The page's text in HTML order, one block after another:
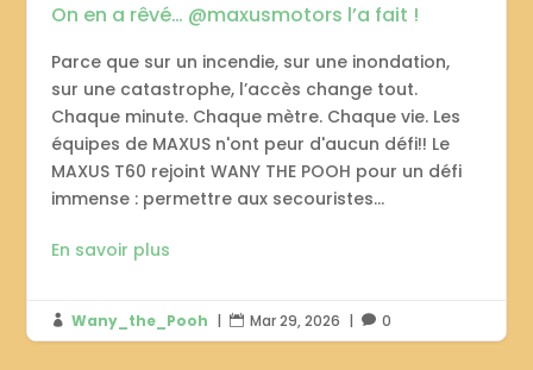
On en a rêvé… @maxusmotors l’a fait !
Parce que sur un incendie, sur une inondation,
sur une catastrophe, l’accès change tout.
Chaque minute. Chaque mètre. Chaque vie. Les
équipes de MAXUS n'ont peur d'aucun défi!! Le
MAXUS T60 rejoint WANY THE POOH pour un défi
immense : permettre aux secouristes...
En savoir plus
 Wany_the_Pooh |  Mar 29, 2026 |  0